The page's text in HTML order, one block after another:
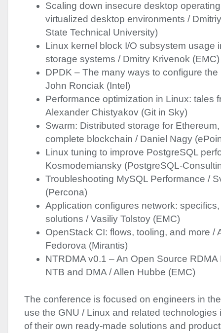
Scaling down insecure desktop
virtualized desktop environments /
State Technical University)
Linux kernel block I/O subsystem usage
storage systems / Dmitry Krivenok (EMC)
DPDK – The many ways to configure
John Ronciak (Intel)
Performance optimization in Linux: tales
Alexander Chistyakov​ (Git in Sky)
Swarm: Distributed storage for
complete blockchain / Daniel Nagy
Linux tuning to improve PostgreSQL
Kosmodemiansky (PostgreSQL-
Troubleshooting MySQL Performance /
(Percona)
Application configures network:
solutions / Vasiliy Tolstoy (EMC)
OpenStack CI: flows, tooling, and more /
Fedorova (Mirantis)
NTRDMAv0.1 – An Open Source RDMA
NTB and DMA/ Allen Hubbe (EMC)
The conference is focused on engineers in
use the GNU / Linux and related technologies
of their own ready-made solutions and